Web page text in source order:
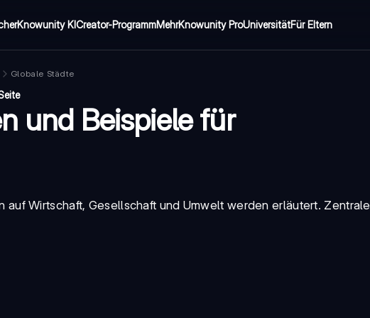
Knowunity KICreator-ProgrammMehrKnowunity ProUniversitätFür Eltern
Globale Städte
und Beispiele für
auf Wirtschaft, Gesellschaft und Umwelt werden erläutert. Zentrale